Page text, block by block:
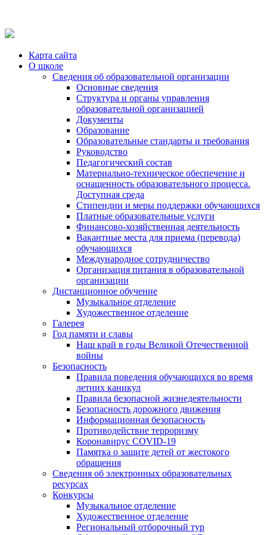
Карта сайта
О школе
Сведения об образовательной организации
Основные сведения
Структура и органы управления
образовательной организацией
Документы
Образование
Образовательные стандарты и требования
Руководство
Педагогический состав
Материально-техническое обеспечение и
оснащенность образовательного процесса.
Доступная среда
Стипендии и меры поддержки обучающихся
Платные образовательные услуги
Финансово-хозяйственная деятельность
Вакантные места для приема (перевода)
обучающихся
Международное сотрудничество
Организация питания в образовательной
организации
Дистанционное обучение
Музыкальное отделение
Художественное отделение
Галерея
Год памяти и славы
Наш край в годы Великой Отечественной
войны
Безопасность
Правила поведения обучающихся во время
летних каникул
Правила безопасной жизнедеятельности
Безопасность дорожного движения
Информационная безопасность
Противодействие терроризму
Коронавирус COVID-19
Памятка о защите детей от жестокого
обращения
Сведения об электронных образовательных
ресурсах
Конкурсы
Музыкальное отделение
Художественное отделение
Региональный отборочный тур